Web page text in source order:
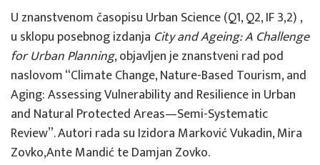
U znanstvenom časopisu Urban Science (Q1, Q2, IF 3,2) ,
u sklopu posebnog izdanja City and Ageing: A Challenge
for Urban Planning, objavljen je znanstveni rad pod
naslovom “Climate Change, Nature-Based Tourism, and
Aging: Assessing Vulnerability and Resilience in Urban
and Natural Protected Areas—Semi-Systematic
Review”. Autori rada su Izidora Marković Vukadin, Mira
Zovko,Ante Mandić te Damjan Zovko.